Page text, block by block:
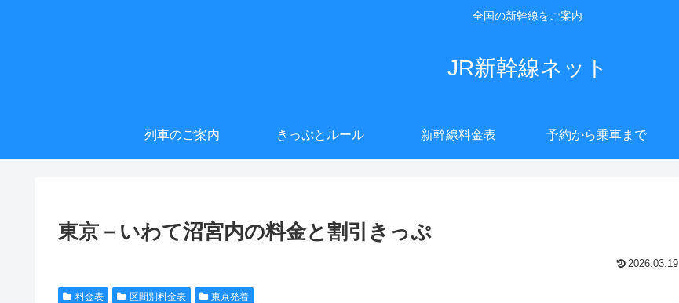
全国の新幹線をご案内
JR新幹線ネット
列車のご案内 きっぷとルール 新幹線料金表 予約から乗車まで
東京－いわて沼宮内の料金と割引きっぷ
2026.03.19
料金表 区間別料金表 東京発着